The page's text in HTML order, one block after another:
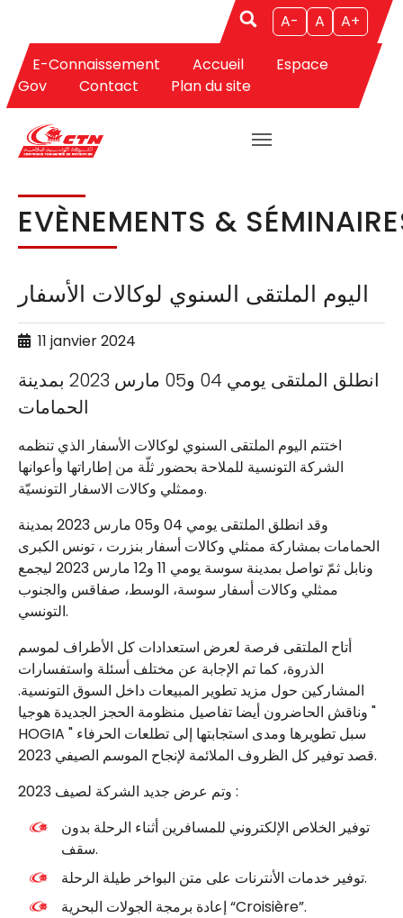
Aller au contenu principal
A- A A+
E-Connaissement Accueil
Espace
Gov
Contact Plan du site
Vous êtes ici:
CTN Accueil
Evènements & Séminaires
EVÈNEMENTS &
اليوم الملتقى السنوي لوكالات الأسفار
11 janvier 2024
انطلق الملتقى يومي 04 و05 مارس 2023 بمدينة
الحمامات
اختتم اليوم الملتقى السنوي لوكالات الأسفار الذي تنظمه
الشركة التونسية للملاحة بحضور ثلّة من إطاراتها وأعوانها
وممثلي وكالات الاسفار التونسيّة.
وقد انطلق الملتقى يومي 04 و05 مارس 2023 بمدينة
الحمامات بمشاركة ممثلي وكالات أسفار بنزرت ، تونس الكبرى
ونابل ثمّ تواصل بمدينة سوسة يومي 11 و12 مارس 2023 ليجمع
ممثلي وكالات أسفار سوسة، الوسط، صفاقس والجنوب
التونسي.
أتاح الملتقى فرصة لعرض استعدادات كل الأطراف لموسم
الذروة، كما تم الإجابة عن مختلف أسئلة واستفسارات
المشاركين حول مزيد تطوير المبيعات داخل السوق التونسية.
وناقش الحاضرون أيضا تفاصيل منظومة الحجز الجديدة هوجيا "
HOGIA " سبل تطويرها ومدى استجابتها إلى تطلعات الحرفاء
قصد توفير كل الظروف الملائمة لإنجاح الموسم الصيفي 2023.
وتم عرض جديد الشركة لصيف 2023 :
توفير الخلاص الإلكتروني للمسافرين أثناء الرحلة بدون
سقف.
توفير خدمات الأنترنات على متن البواخر طيلة الرحلة.
إعادة برمجة الجولات البحرية “Croisière”.